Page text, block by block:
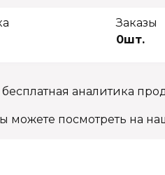
Заказы
0шт.
аналитика
можете посмотреть на